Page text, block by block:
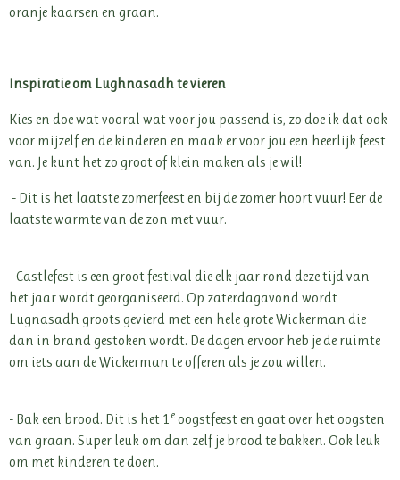
oranje kaarsen en graan.
Inspiratie om Lughnasadh te vieren
Kies en doe wat vooral wat voor jou passend is, zo doe ik dat ook
voor mijzelf en de kinderen en maak er voor jou een heerlijk feest
van. Je kunt het zo groot of klein maken als je wil!
- Dit is het laatste zomerfeest en bij de zomer hoort vuur! Eer de
laatste warmte van de zon met vuur.
- Castlefest is een groot festival die elk jaar rond deze tijd van
het jaar wordt georganiseerd. Op zaterdagavond wordt
Lugnasadh groots gevierd met een hele grote Wickerman die
dan in brand gestoken wordt. De dagen ervoor heb je de ruimte
om iets aan de Wickerman te offeren als je zou willen.
- Bak een brood. Dit is het 1 e oogstfeest en gaat over het oogsten
van graan. Super leuk om dan zelf je brood te bakken. Ook leuk
om met kinderen te doen.